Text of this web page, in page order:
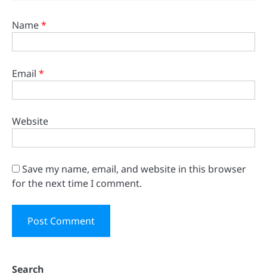
Name*
Email *
Website
Save my name, email, and website in this browser
for the next time I comment.
Search